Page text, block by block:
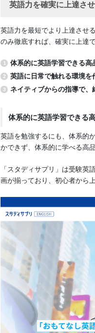
英語力を確実に上達さ
英語力を最短でより上達させる
のみ徹底すれば、確実に上達
体系的に英語学習できる高
英語に日常で触れる環境
ネイティブからの指導で
体系的に英語学習できる
英語を勉強するにも、体系的
かできず、体系的に学べる高
「スタディサプリ」は受験英
画が揃っており、初心者から